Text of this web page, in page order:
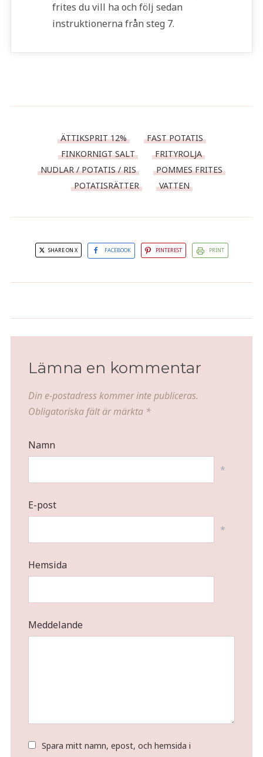
frites du vill ha och följ sedan
instruktionerna från steg 7.
ÄTTIKSPRIT 12%
FAST POTATIS
FINKORNIGT SALT
FRITYROLJA
NUDLAR / POTATIS / RIS
POMMES FRITES
POTATISRÄTTER
VATTEN
SHARE ON X FACEBOOK PINTEREST PRINT
Lämna en kommentar
Din e-postadress kommer inte publiceras.
Obligatoriska fält är märkta *
Namn
*
E-post
*
Hemsida
Meddelande
Spara mitt namn, epost, och hemsida i